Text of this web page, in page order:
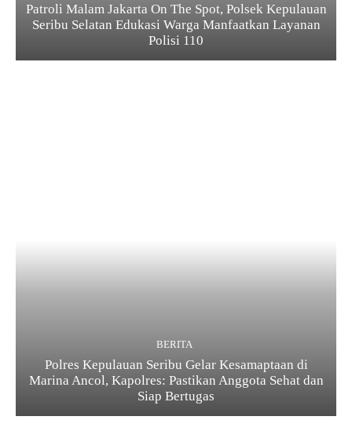
Patroli Malam Jakarta On The Spot, Polsek Kepulauan
Seribu Selatan Edukasi Warga Manfaatkan Layanan
Polisi 110
BERITA
Polres Kepulauan Seribu Gelar Kesamaptaan di
Marina Ancol, Kapolres: Pastikan Anggota Sehat dan
Siap Bertugas